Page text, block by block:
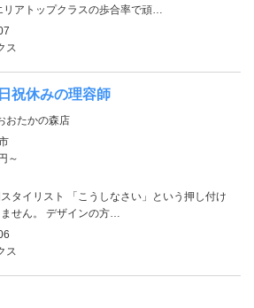
アトップクラスの歩合率で頑…
ス
祝休みの理容師
おたかの森店
～
スタイリスト 「こうしなさい」という押し付け
せん。 デザインの方…
ス